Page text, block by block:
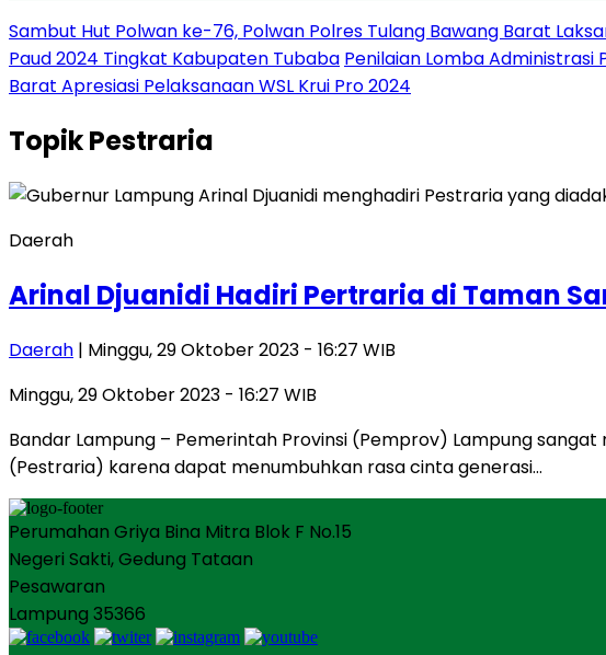
Sambut Hut Polwan ke-76, Polwan Polres Tulang Bawang Barat
Paud 2024 Tingkat Kabupaten Tubaba Penilaian Lomba Administrasi
Barat Apresiasi Pelaksanaan WSL Krui Pro 2024
TopikPestraria
Daerah
Arinal Djuanidi Hadiri Pertraria di Taman
Daerah | Minggu, 29 Oktober 2023 - 16:27 WIB
Minggu, 29 Oktober 2023 - 16:27 WIB
Bandar Lampung – Pemerintah Provinsi (Pemprov) Lampung
(Pestraria) karena dapat menumbuhkan rasa cinta generasi…
Perumahan Griya Bina Mitra Blok F No.15
Negeri Sakti, Gedung Tataan
Pesawaran
Lampung 35366